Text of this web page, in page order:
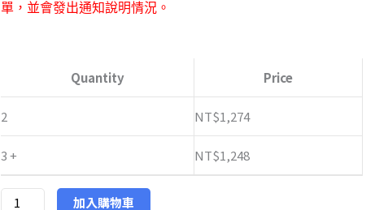
單，並會發出通知說明情況。
Quantity Price
2 NT$1,274
3 + NT$1,248
洋
堂
AssembleBorg
TYPE.1
SPRIGGAN
加入購物車